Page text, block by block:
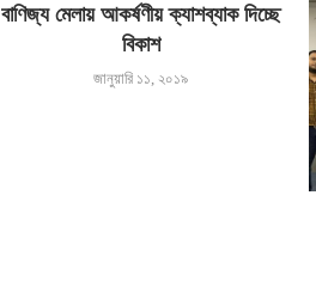
বাণিজ্য মেলায় আকর্ষণীয় ক্যাশব্যাক দিচ্ছে
বিকাশ
জানুয়ারি ১১, ২০১৯